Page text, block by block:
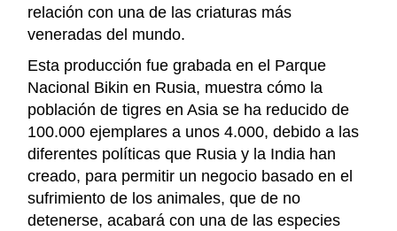
relación con una de las criaturas más
veneradas del mundo.
Esta producción fue grabada en el Parque
Nacional Bikin en Rusia, muestra cómo la
población de tigres en Asia se ha reducido de
100.000 ejemplares a unos 4.000, debido a las
diferentes políticas que Rusia y la India han
creado, para permitir un negocio basado en el
sufrimiento de los animales, que de no
detenerse, acabará con una de las especies